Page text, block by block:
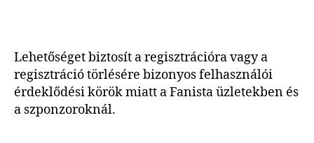
Lehetőséget biztosít a regisztrációra vagy a
regisztráció törlésére bizonyos felhasználói
érdeklődési körök miatt a Fanista üzletekben és
a szponzoroknál.